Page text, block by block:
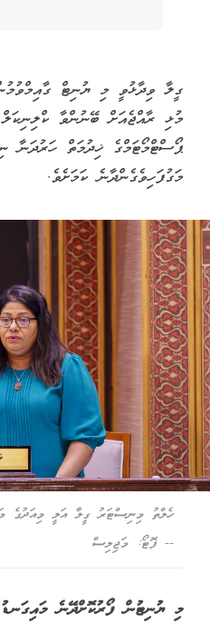
ގީލާ ވިދާޅުވީ މި ޔުނިޓް
މުޅި ރާއްޖެއަށް ބޭނުންވާ
ޕޯސްޓްމޯޓަމްގެ ޚިދުމަތް ހަރުދަނާ
މަގުފަހިވެގެންދާނެ ކަމަށެވެ.
ހެލްތު މިނިސްޓަރު ގީލާ އަލީ މިއަދުގެ
-- ފޮޓޯ: މަޖިލިސް
މި ޔުނިޓުން ފޯރުކޮށްދޭނެ